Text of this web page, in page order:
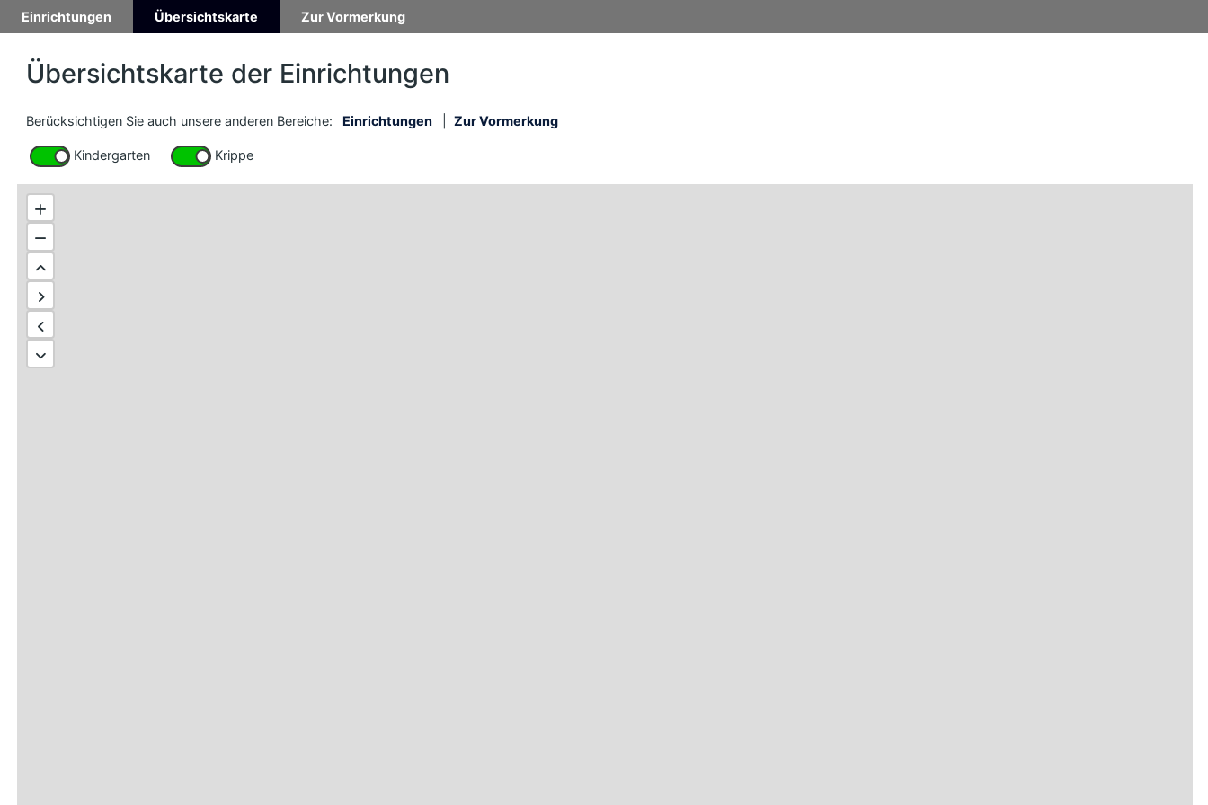
Einrichtungen Übersichtskarte Zur Vormerkung
Übersichtskarte der Einrichtungen
Berücksichtigen Sie auch unsere anderen Bereiche: Einrichtungen Zur Vormerkung
Kindergarten Krippe